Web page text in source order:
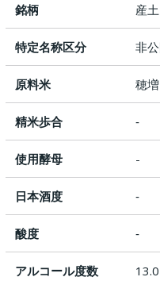
銘柄 産土
特定名称区分 非
原料米 穂増
精米歩合 ‐
使用酵母 -
日本酒度 ‐
酸度 ‐
アルコール度数 13.0